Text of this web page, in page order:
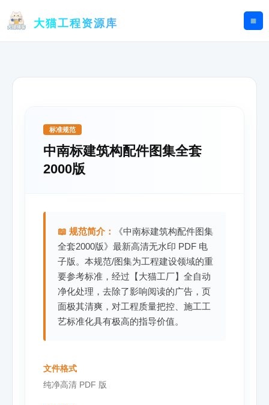
大猫工程资源库
标准规范
中南标建筑构配件图集全套
2000版
📖 规范简介：
《中南标建筑构配件图集
全套2000版》最新高清无水印 PDF 电
子版。本规范/图集为工程建设领域的重
要参考标准，经过【大猫工厂】全自动
净化处理，去除了影响阅读的广告，页
面极其清爽，对工程质量把控、施工工
艺标准化具有极高的指导价值。
文件格式
纯净高清 PDF 版